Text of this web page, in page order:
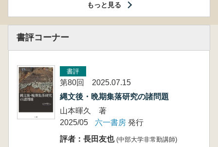
もっと見る
書評コーナー
書評
第80回 2025.07.15
縄文後・晩期集落研究の諸問題
山本暉久 著
2025/05
六一書房 発行
評者：長田友也 (中部大学非常勤講師)